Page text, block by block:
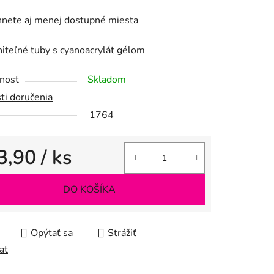
aj menej dostupné miesta
tuby s cyanoacrylát gélom
Skladom
doručenia
1764
/ ks
cena:
DO KOŠÍKA
Opýtať sa
Strážiť